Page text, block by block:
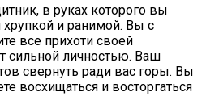
в руках которого вы
хрупкой и ранимой. Вы с
все прихоти своей
сильной личностью. Ваш
свернуть ради вас горы. Вы
восхищаться и восторгаться